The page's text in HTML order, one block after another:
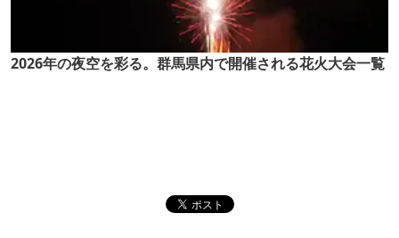
2026年の夜空を彩る。群馬県内で開催される花火大会一覧